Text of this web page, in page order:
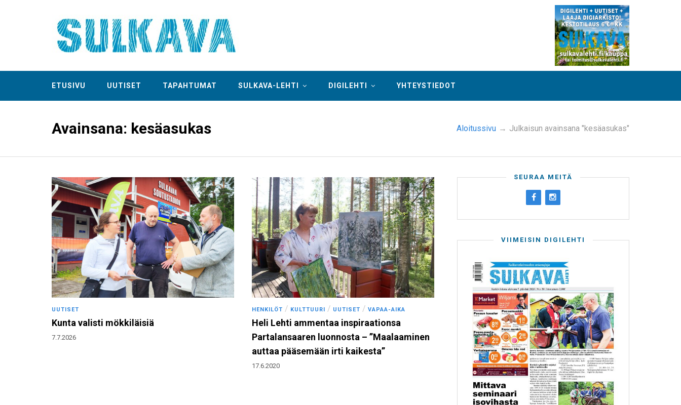
ETUSIVU UUTISET TAPAHTUMAT SULKAVA-LEHTI DIGILEHTI YHTEYSTIEDOT
Avainsana: kesäasukas Aloitussivu → Julkaisun avainsana "kesäasukas"
UUTISET
Kunta valisti mökkiläisiä
7.7.2026
HENKILÖT / KULTTUURI / UUTISET / VAPAA-AIKA
Heli Lehti ammentaa inspiraationsa
Partalansaaren luonnosta – ”Maalaaminen
auttaa pääsemään irti kaikesta”
17.6.2020
SEURAA MEITÄ
VIIMEISIN DIGILEHTI